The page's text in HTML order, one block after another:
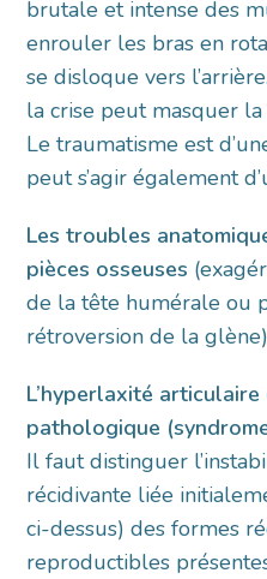
brutale et intense des
enrouler les bras en
se disloque vers
la crise peut masquer
Le traumatisme est
peut s’agir également
Les troubles
pièces osseuses
de la tête humérale ou
rétroversion de la
L’hyperlaxité
pathologique
Il faut distinguer
récidivante liée
ci-dessus) des formes
reproductibles